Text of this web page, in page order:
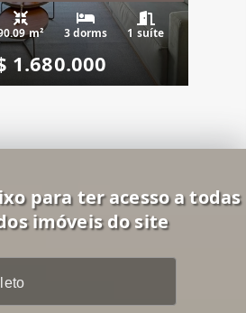
m² 3 dorms 1 suíte
1.680.000
para ter acesso a todas
imóveis do site